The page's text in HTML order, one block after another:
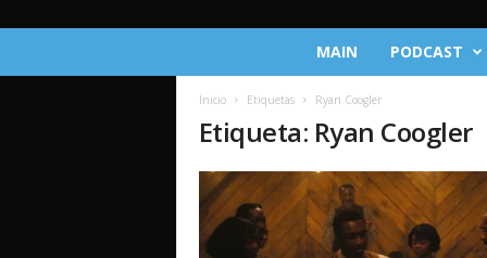
MAIN PODCAST
Inicio Etiquetas Ryan Coogler
Etiqueta: Ryan Coogler